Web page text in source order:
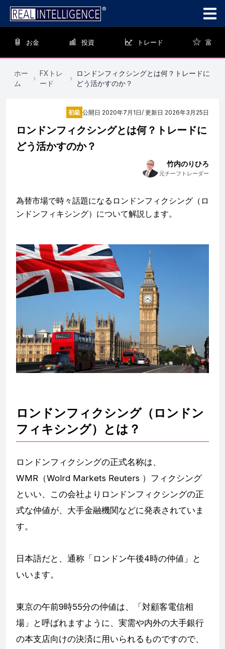
お金 投資 トレード 富
ホー
ム
›
FXトレ
ード
›
ロンドンフィクシングとは何？トレードに
どう活かすのか？
初級 公開日 2020年7月1日/ 更新日 2026年3月25日
ロンドンフィクシングとは何？トレードに
どう活かすのか？
竹内のりひろ
元チーフトレーダー
為替市場で時々話題になるロンドンフィクシング（ロ
ンドンフィキシング）について解説します。
ロンドンフィクシング（ロンドン
フィキシング）とは？
ロンドンフィクシングの正式名称は、
WMR（Wolrd Markets Reuters ）フィクシング
といい、この会社よりロンドンフィクシングの正
式な仲値が、大手金融機関などに発表されていま
す。
日本語だと、通称「ロンドン午後4時の仲値」と
いいます。
東京の午前9時55分の仲値は、「対顧客電信相
場」と呼ばれますように、実需や内外の大手銀行
の本支店向けの決済に用いられるものですので、